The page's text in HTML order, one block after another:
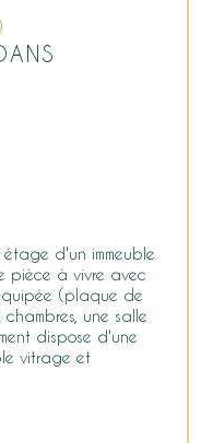
d'un immeuble
pièce à vivre avec
(plaque de
une salle
dispose d'une
vitrage et